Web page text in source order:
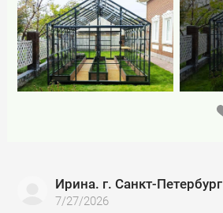
Ирина. г. Санкт-Петербург
7/27/2026